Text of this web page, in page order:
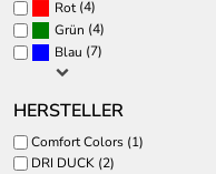
Rot(4)
Grün (4)
Blau (7)
HERSTELLER
Comfort Colors (1)
DRI DUCK (2)
CAPS UND MÜTZEN
SPORT MOTIVE
STERNZEICHEN